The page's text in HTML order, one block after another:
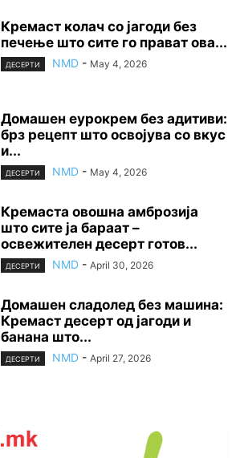
Кремаст колач со јагоди без
печење што сите го прават ова...
ДЕСЕРТИ NMD - May 4, 2026
Домашен еурокрем без адитиви:
брз рецепт што освојува со вкус
и...
ДЕСЕРТИ NMD - May 4, 2026
Кремаста овошна амброзија
што сите ја бараат –
освежителен десерт готов...
ДЕСЕРТИ NMD - April 30, 2026
Домашен сладолед без машина:
Кремаст десерт од јагоди и
банана што...
ДЕСЕРТИ NMD - April 27, 2026